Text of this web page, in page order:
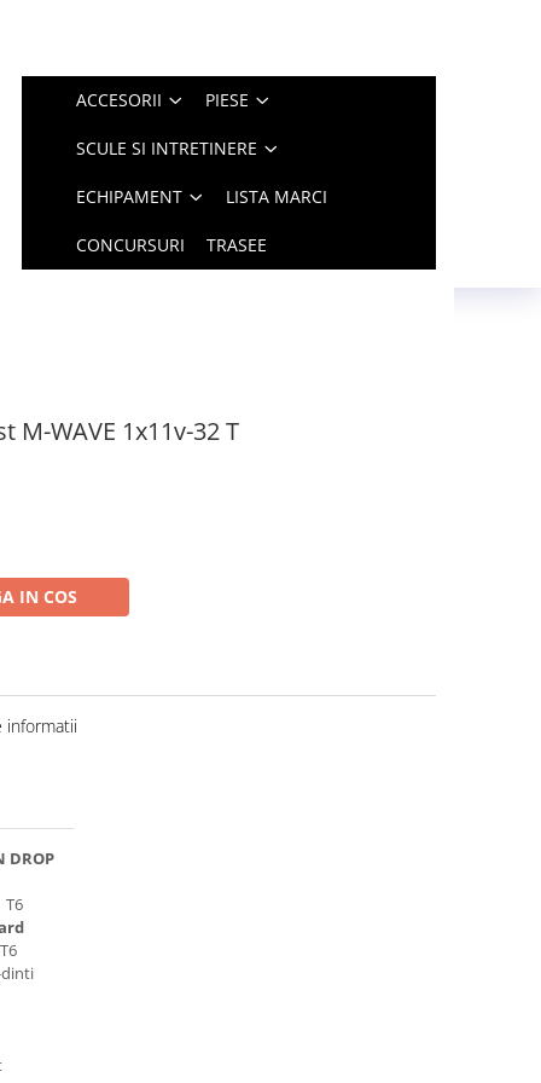
ACCESORII PIESE
SCULE SI INTRETINERE
ECHIPAMENT LISTA MARCI
CONCURSURI TRASEE
M-WAVE 1x11v-32 T
IN COS
informatii
DROP
T6